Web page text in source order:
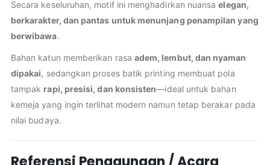
Secara keseluruhan, motif ini menghadirkan nuansaelegan,
berkarakter, dan pantas untuk menunjang penampilan yang
berwibawa.
Bahan katun memberikan rasa adem, lembut, dan nyaman
dipakai, sedangkan proses batik printing membuat pola
tampak rapi, presisi, dan konsisten—ideal untuk bahan
kemeja yang ingin terlihat modern namun tetap berakar pada
nilai budaya.